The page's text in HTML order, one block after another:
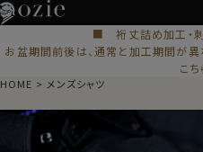
■ 裄丈詰め加工・
お盆期間前後は、通常と加工期間が
こ
HOME メンズシャツ